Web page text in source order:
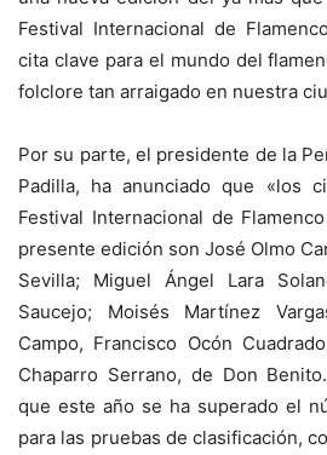
Festival Internacional de
cita clave para el mundo del
folclore tan arraigado en nuestra
Por su parte, el presidente de la
Padilla, ha anunciado que «los
Festival Internacional de
presente edición son José Olmo
Sevilla; Miguel Ángel Lara
Saucejo; Moisés Martínez
Campo, Francisco Ocón
Chaparro Serrano, de Don
que este año se ha superado el
para las pruebas de clasificación,